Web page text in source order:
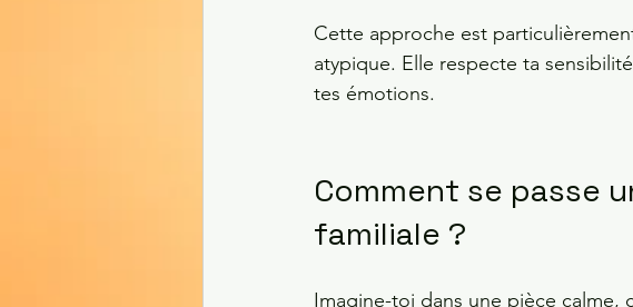
Cette approche est
atypique. Elle respecte ta
tes émotions.
Comment se passe
familiale ?
Imagine-toi dans une pièce calme,